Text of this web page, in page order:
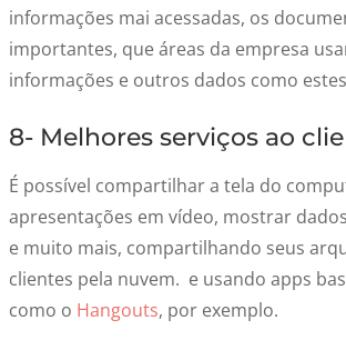
informações mai acessadas, os
importantes, que áreas da empresa
informações e outros dados como
8- Melhores serviços ao
É possível compartilhar a tela do
apresentações em vídeo, mostrar
e muito mais, compartilhando seus
clientes pela nuvem. e usando apps
como o Hangouts, por exemplo.